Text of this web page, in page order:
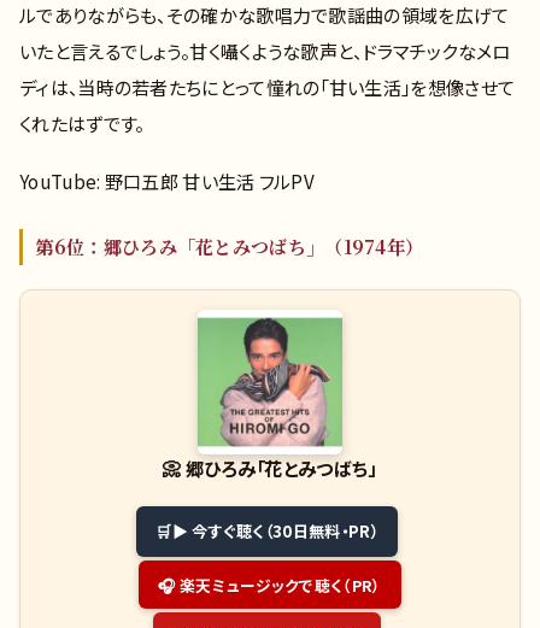
ルでありながらも、その確かな歌唱力で歌謡曲の領域を広げて
いたと言えるでしょう。甘く囁くような歌声と、ドラマチックなメロ
ディは、当時の若者たちにとって憧れの「甘い生活」を想像させて
くれたはずです。
YouTube: 野口五郎 甘い生活 フルPV
第6位：郷ひろみ「花とみつばち」（1974年）
📀郷ひろみ「花とみつばち」
▶ 今すぐ聴く（30日無料・PR）
🎧 楽天ミュージックで聴く（PR）